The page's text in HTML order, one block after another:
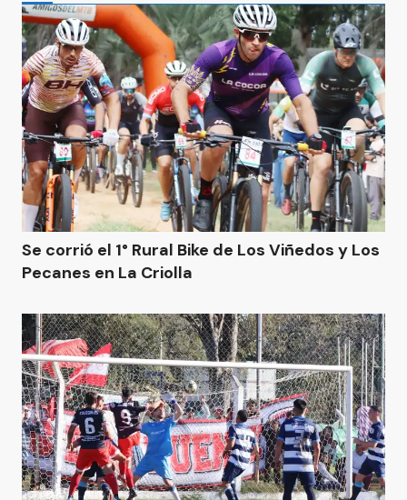
Se corrió el 1° Rural Bike de Los Viñedos y Los
Pecanes en La Criolla